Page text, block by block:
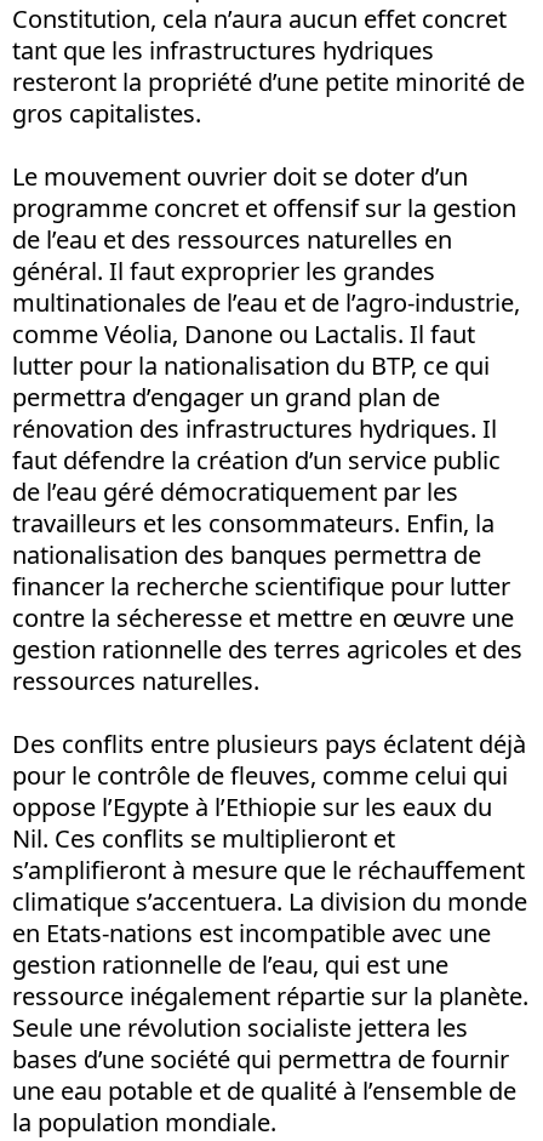
Constitution, cela n’aura aucun effet concret
tant que les infrastructures hydriques
resteront la propriété d’une petite minorité de
gros capitalistes.
Le mouvement ouvrier doit se doter d’un
programme concret et offensif sur la gestion
de l’eau et des ressources naturelles en
général. Il faut exproprier les grandes
multinationales de l’eau et de l’agro-industrie,
comme Véolia, Danone ou Lactalis. Il faut
lutter pour la nationalisation du BTP, ce qui
permettra d’engager un grand plan de
rénovation des infrastructures hydriques. Il
faut défendre la création d’un service public
de l’eau géré démocratiquement par les
travailleurs et les consommateurs. Enfin, la
nationalisation des banques permettra de
financer la recherche scientifique pour lutter
contre la sécheresse et mettre en œuvre une
gestion rationnelle des terres agricoles et des
ressources naturelles.
Des conflits entre plusieurs pays éclatent déjà
pour le contrôle de fleuves, comme celui qui
oppose l’Egypte à l’Ethiopie sur les eaux du
Nil. Ces conflits se multiplieront et
s’amplifieront à mesure que le réchauffement
climatique s’accentuera. La division du monde
en Etats-nations est incompatible avec une
gestion rationnelle de l’eau, qui est une
ressource inégalement répartie sur la planète.
Seule une révolution socialiste jettera les
bases d’une société qui permettra de fournir
une eau potable et de qualité à l’ensemble de
la population mondiale.